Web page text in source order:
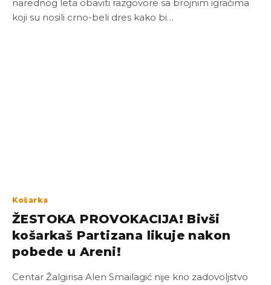
narednog leta obaviti razgovore sa brojnim igračima
koji su nosili crno-beli dres kako bi…
Košarka
ŽESTOKA PROVOKACIJA! Bivši
košarkaš Partizana likuje nakon
pobede u Areni!
Centar Žalgirisa Alen Smailagić nije krio zadovoljstvo